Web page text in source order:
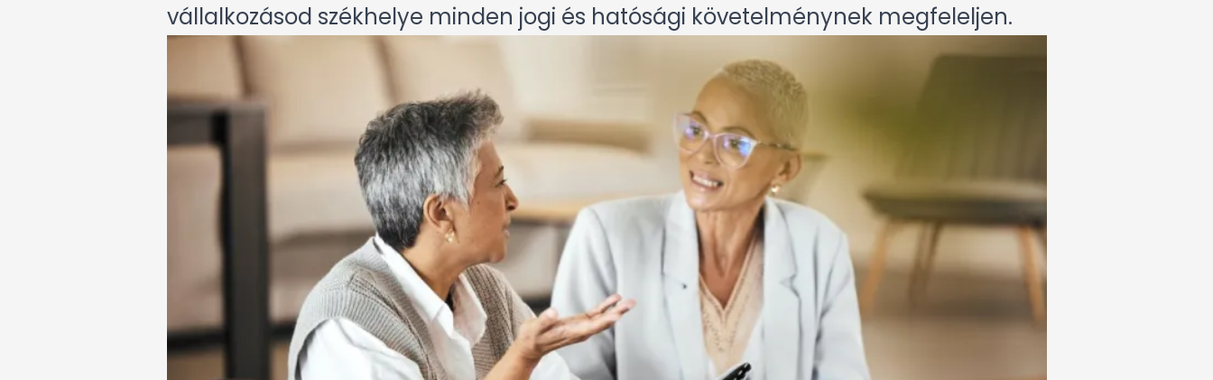
vállalkozásod székhelye minden jogi és hatósági követelménynek megfeleljen.